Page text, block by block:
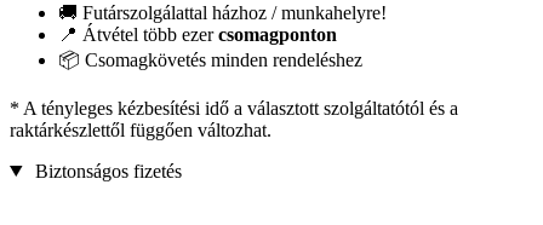
🚚 Futárszolgálattal házhoz / munkahelyre!
📍 Átvétel több ezercsomagponton
📦 Csomagkövetés minden rendeléshez
* A tényleges kézbesítési idő a választott szolgáltatótól és a
raktárkészlettől függően változhat.
Biztonságos fizetés